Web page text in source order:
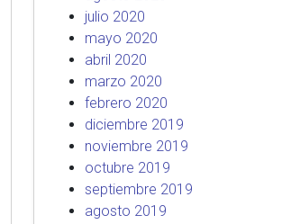
julio 2020
mayo 2020
abril 2020
marzo 2020
febrero 2020
diciembre 2019
noviembre 2019
octubre 2019
septiembre 2019
agosto 2019